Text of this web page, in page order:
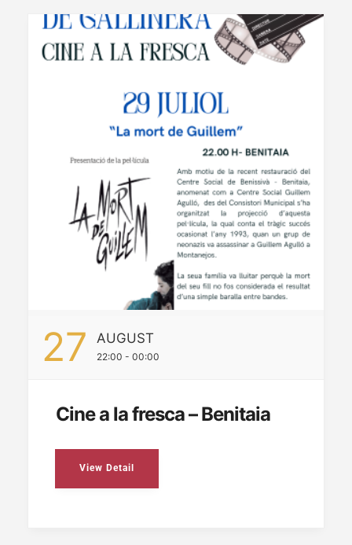
27 AUGUST
22:00 - 00:00
Cine a la fresca – Benitaia
View Detail